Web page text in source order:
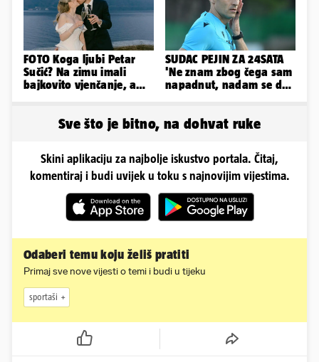
FOTO Koga ljubi Petar
Sučić? Na zimu imali
bajkovito vjenčanje, a
SUDAC PEJIN ZA 24SATA
'Ne znam zbog čega sam
napadnut, nadam se da
Sve što je bitno, na dohvat ruke
Skini aplikaciju za najbolje iskustvo portala. Čitaj,
komentiraj i budi uvijek u toku s najnovijim vijestima.
Odaberi temu koju želiš pratiti
Primaj sve nove vijesti o temi i budi u tijeku
sportaši